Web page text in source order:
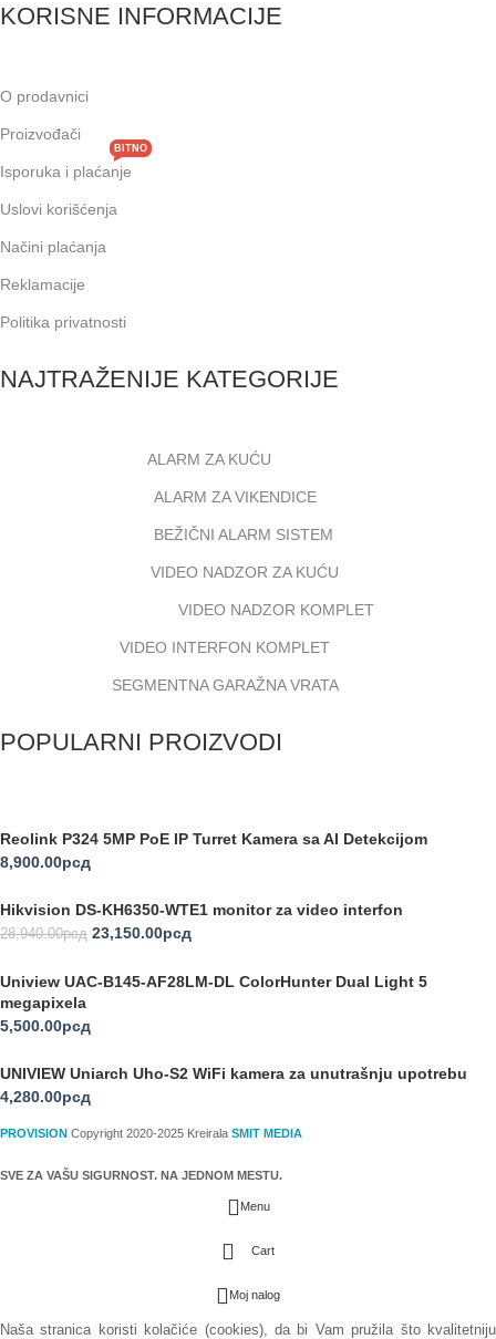
KORISNE INFORMACIJE
O prodavnici
Proizvođači
Isporuka i plaćanje
BITNO
Uslovi korišćenja
Načini plaćanja
Reklamacije
Politika privatnosti
NAJTRAŽENIJE KATEGORIJE
ALARM ZA KUĆU
ALARM ZA VIKENDICE
BEŽIČNI ALARM SISTEM
VIDEO NADZOR ZA KUĆU
VIDEO NADZOR KOMPLET
VIDEO INTERFON KOMPLET
SEGMENTNA GARAŽNA VRATA
POPULARNI PROIZVODI
Reolink P324 5MP PoE IP Turret Kamera sa AI Detekcijom
8,900.00рсд
Hikvision DS-KH6350-WTE1 monitor za video interfon
28,940.00рсд 23,150.00рсд
Uniview UAC-B145-AF28LM-DL ColorHunter Dual Light 5
megapixela
5,500.00рсд
UNIVIEW Uniarch Uho-S2 WiFi kamera za unutrašnju upotrebu
4,280.00рсд
PROVISION Copyright 2020-2025 Kreirala SMIT MEDIA
SVE ZA VAŠU SIGURNOST. NA JEDNOM MESTU.
Menu
Cart
Moj nalog
Naša stranica koristi kolačiće (cookies), da bi Vam pružila što kvalitetniju